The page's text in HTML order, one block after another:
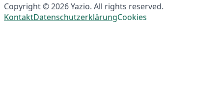
Copyright © 2026 Yazio. All rights reserved.
KontaktDatenschutzerklärungCookies